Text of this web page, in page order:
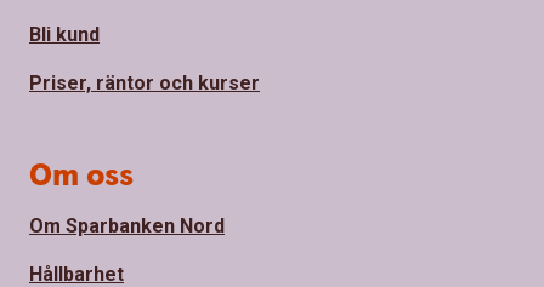
Bli kund
Priser, räntor och kurser
Om oss
Om Sparbanken Nord
Hållbarhet